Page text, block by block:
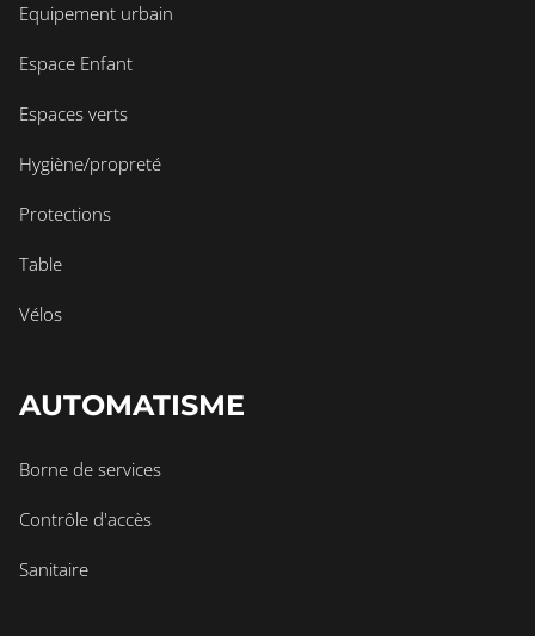
Equipement urbain
Espace Enfant
Espaces verts
Hygiène/propreté
Protections
Table
Vélos
AUTOMATISME
Borne de services
Contrôle d'accès
Sanitaire